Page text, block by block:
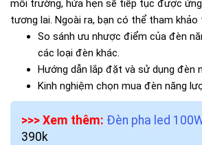
môi trường, hứa hẹn sẽ tiếp tục được
tương lai. Ngoài ra, bạn có thể tham
So sánh ưu nhược điểm của đèn
các loại đèn khác.
Hướng dẫn lắp đặt và sử dụng đèn
Kinh nghiệm chọn mua đèn năng
>>> Xem thêm: Đèn pha led
390k